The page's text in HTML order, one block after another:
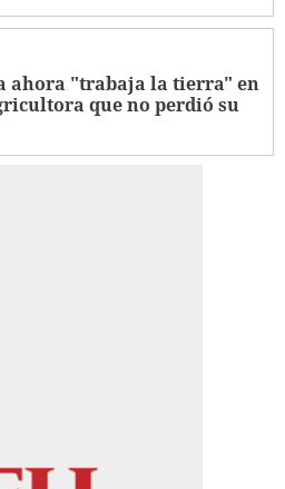
ahora "trabaja la tierra" en
que no perdió su